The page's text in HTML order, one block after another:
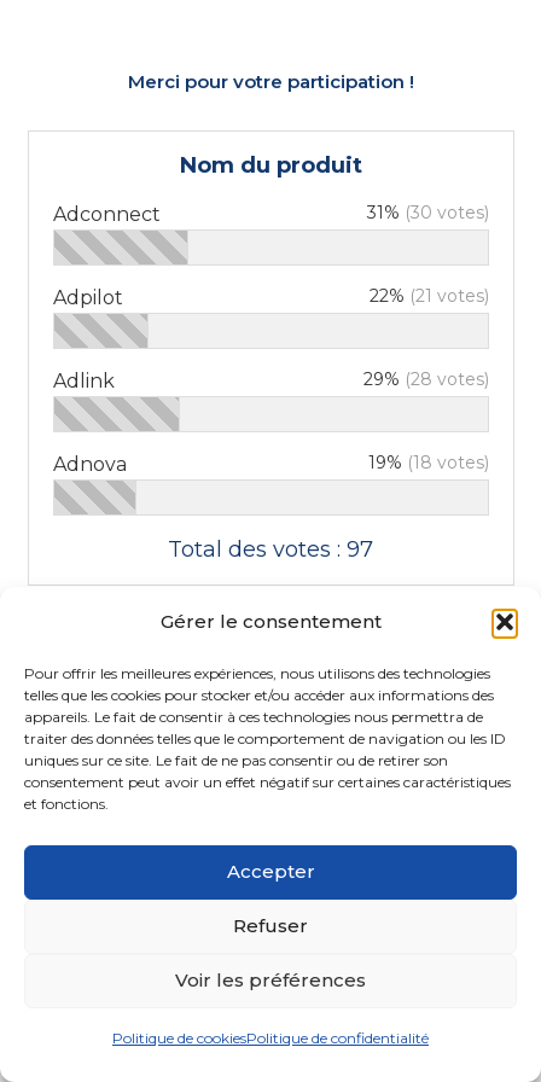
Gérer le consentement
Pour offrir les meilleures expériences, nous utilisons des technologies
telles que les cookies pour stocker et/ou accéder aux informations des
appareils. Le fait de consentir à ces technologies nous permettra de
traiter des données telles que le comportement de navigation ou les ID
uniques sur ce site. Le fait de ne pas consentir ou de retirer son
consentement peut avoir un effet négatif sur certaines caractéristiques
et fonctions.
Accepter
Refuser
Voir les préférences
Politique de cookiesPolitique de confidentialité
Merci pour votre participation !
Nom du produit
31% (30 votes)
Adconnect
22% (21 votes)
Adpilot
29% (28 votes)
Adlink
19% (18 votes)
Adnova
Total des votes : 97